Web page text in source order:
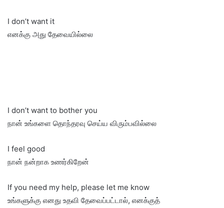
I don’t want it
எனக்கு அது தேவையில்லை
I don’t want to bother you
நான் உங்களை தொந்தரவு செய்ய விரும்பவில்லை
I feel good
நான் நன்றாக உணர்கிறேன்
If you need my help, please let me know
உங்களுக்கு எனது உதவி தேவைப்பட்டால், எனக்குத்